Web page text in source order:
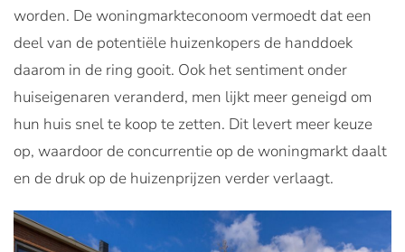
worden. De woningmarkteconoom vermoedt dat een
deel van de potentiële huizenkopers de handdoek
daarom in de ring gooit. Ook het sentiment onder
huiseigenaren veranderd, men lijkt meer geneigd om
hun huis snel te koop te zetten. Dit levert meer keuze
op, waardoor de concurrentie op de woningmarkt daalt
en de druk op de huizenprijzen verder verlaagt.